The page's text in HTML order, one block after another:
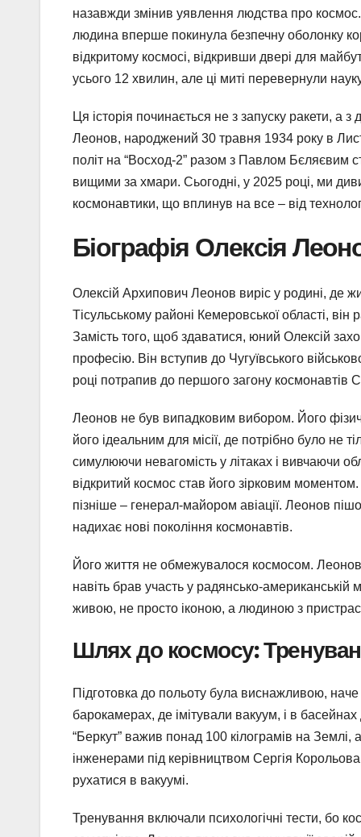
назавжди змінив уявлення людства про космос.
людина вперше покинула безпечну оболонку
відкритому космосі, відкривши двері для
усього 12 хвилин, але ці миті перевернули
Ця історія починається не з запуску ракети, а
Леонов, народжений 30 травня 1934 року в
політ на “Восход-2” разом з Павлом Бєляєвим
вищими за хмари. Сьогодні, у 2025 році, ми
космонавтики, що вплинув на все – від
Біографія Олексія
Олексій Архипович Леонов виріс у родині, де
Тісульському районі Кемеровської області,
Замість того, щоб здаватися, юний Олексій
професію. Він вступив до Чугуївського
році потрапив до першого загону космонавтів
Леонов не був випадковим вибором. Його
його ідеальним для місії, де потрібно було не
симулюючи невагомість у літаках і вивчаючи
відкритий космос став його зірковим
пізніше – генерал-майором авіації. Леонов
надихає нові покоління космонавтів.
Його життя не обмежувалося космосом.
навіть брав участь у радянсько-американській
живою, не просто іконою, а людиною з
Шлях до космосу:
Підготовка до польоту була виснажливою,
барокамерах, де імітували вакуум, і в
“Беркут” важив понад 100 кілограмів на
інженерами під керівництвом Сергія
рухатися в вакуумі.
Тренування включали психологічні тести, бо